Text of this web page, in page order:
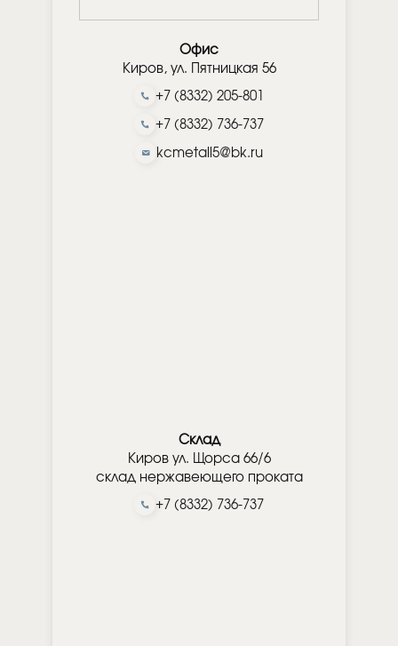
Офис
Киров, ул. Пятницкая 56
+7 (8332) 205-801
+7 (8332) 736-737
kcmetall5@bk.ru
Склад
Киров ул. Щорса 66/6
склад нержавеющего проката
+7 (8332) 736-737